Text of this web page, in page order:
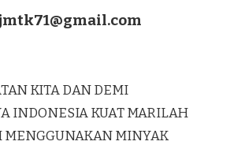
KITA DAN DEMI
INDONESIA KUAT MARILAH
MENGGUNAKAN MINYAK